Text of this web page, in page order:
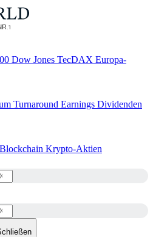
Dow Jones TecDAX Europa-
Turnaround Earnings Dividenden
Blockchain Krypto-Aktien